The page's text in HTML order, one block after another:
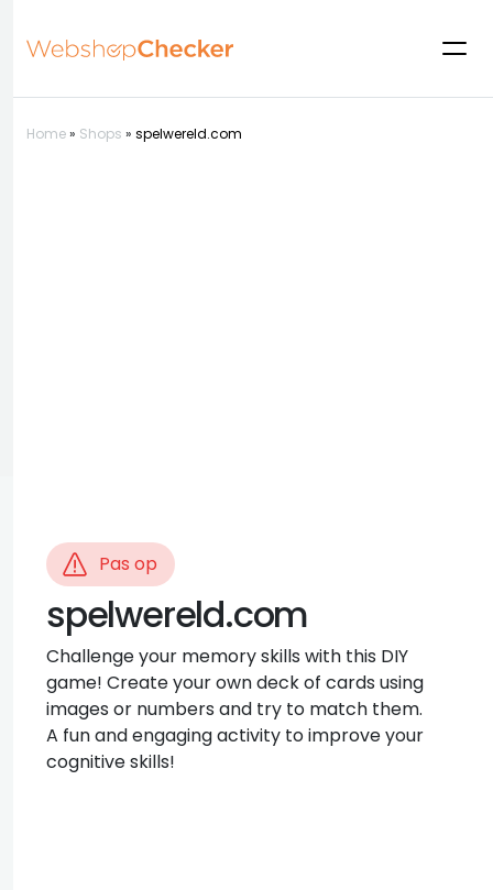
Home» Shops » spelwereld.com
Pas op
spelwereld.com
Challenge your memory skills with this DIY
game! Create your own deck of cards using
images or numbers and try to match them.
A fun and engaging activity to improve your
cognitive skills!